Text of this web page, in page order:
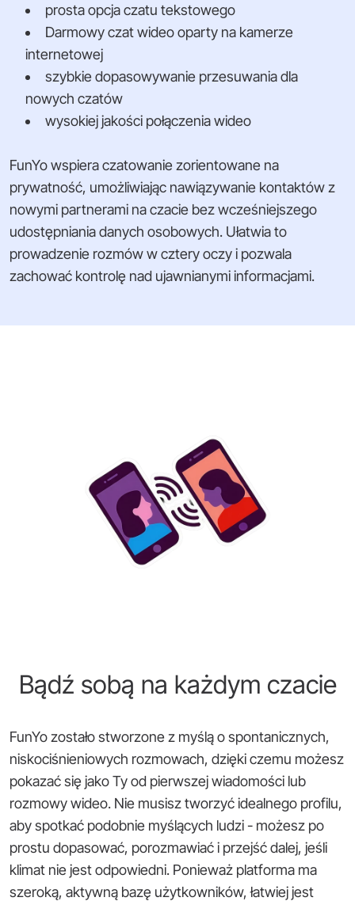
prosta opcja czatu tekstowego
Darmowy czat wideo oparty na kamerze
internetowej
szybkie dopasowywanie przesuwania dla
nowych czatów
wysokiej jakości połączenia wideo
FunYo wspiera czatowanie zorientowane na
prywatność, umożliwiając nawiązywanie kontaktów z
nowymi partnerami na czacie bez wcześniejszego
udostępniania danych osobowych. Ułatwia to
prowadzenie rozmów w cztery oczy i pozwala
zachować kontrolę nad ujawnianymi informacjami.
Bądź sobą na każdym czacie
FunYo zostało stworzone z myślą o spontanicznych,
niskociśnieniowych rozmowach, dzięki czemu możesz
pokazać się jako Ty od pierwszej wiadomości lub
rozmowy wideo. Nie musisz tworzyć idealnego profilu,
aby spotkać podobnie myślących ludzi - możesz po
prostu dopasować, porozmawiać i przejść dalej, jeśli
klimat nie jest odpowiedni. Ponieważ platforma ma
szeroką, aktywną bazę użytkowników, łatwiej jest